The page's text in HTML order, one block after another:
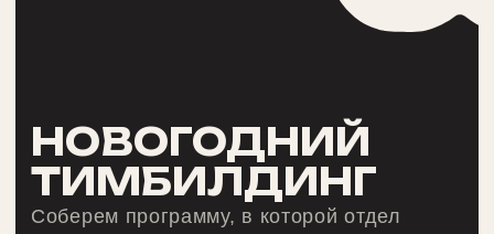
ЗАПОЛНИТЬ БРИФ